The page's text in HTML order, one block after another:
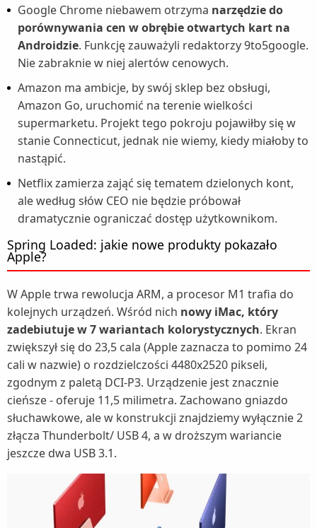
Google Chrome niebawem otrzyma narzędzie do
porównywania cen w obrębie otwartych kart na
Androidzie. Funkcję zauważyli redaktorzy 9to5google.
Nie zabraknie w niej alertów cenowych.
Amazon ma ambicje, by swój sklep bez obsługi,
Amazon Go, uruchomić na terenie wielkości
supermarketu. Projekt tego pokroju pojawiłby się w
stanie Connecticut, jednak nie wiemy, kiedy miałoby to
nastąpić.
Netflix zamierza zająć się tematem dzielonych kont,
ale według słów CEO nie będzie próbował
dramatycznie ograniczać dostęp użytkownikom.
Spring Loaded: jakie nowe produkty pokazało
Apple?
W Apple trwa rewolucja ARM, a procesor M1 trafia do
kolejnych urządzeń. Wśród nich nowy iMac, który
zadebiutuje w 7 wariantach kolorystycznych. Ekran
zwiększył się do 23,5 cala (Apple zaznacza to pomimo 24
cali w nazwie) o rozdzielczości 4480x2520 pikseli,
zgodnym z paletą DCI-P3. Urządzenie jest znacznie
cieńsze - oferuje 11,5 milimetra. Zachowano gniazdo
słuchawkowe, ale w konstrukcji znajdziemy wyłącznie 2
złącza Thunderbolt/ USB 4, a w droższym wariancie
jeszcze dwa USB 3.1.